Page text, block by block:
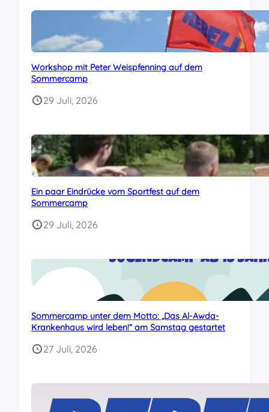
Workshop mit Peter Weispfenning auf dem
Sommercamp
29 Juli, 2026
Ein paar Eindrücke vom Sportfest auf dem
Sommercamp
29 Juli, 2026
Sommercamp unter dem Motto: „Das Al-Awda-
Krankenhaus wird leben!“ am Samstag gestartet
27 Juli, 2026